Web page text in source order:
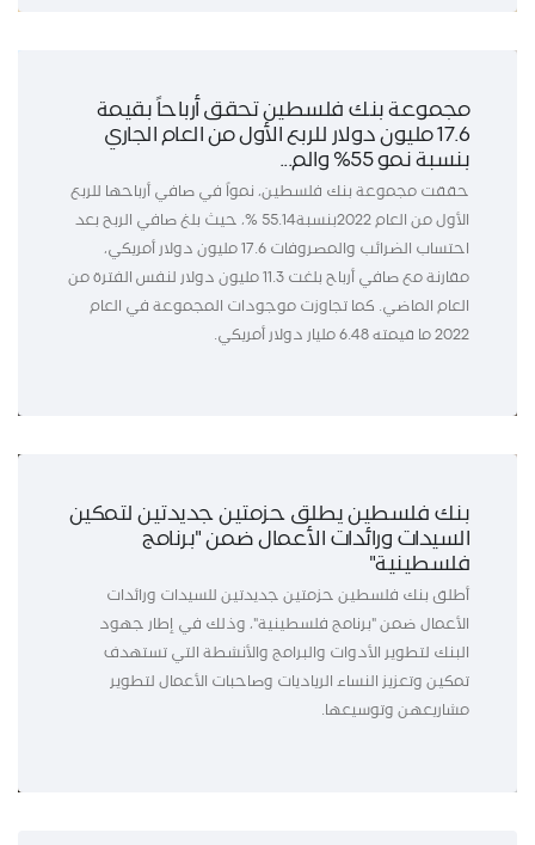
مجموعة بنك فلسطين تحقق أرباحاً بقيمة
17.6 مليون دولار للربع الأول من العام الجاري
بنسبة نمو 55% والم...
حققت مجموعة بنك فلسطين، نمواً في صافي أرباحها للربع
الأول من العام 2022بنسبة55.14 %، حيث بلغ صافي الربح بعد
احتساب الضرائب والمصروفات 17.6 مليون دولار أمريكي،
مقارنة مع صافي أرباح بلغت 11.3 مليون دولار لنفس الفترة من
العام الماضي. كما تجاوزت موجودات المجموعة في العام
2022 ما قيمته 6.48 مليار دولار أمريكي.
بنك فلسطين يطلق حزمتين جديدتين لتمكين
السيدات ورائدات الأعمال ضمن "برنامج
فلسطينية"
أطلق بنك فلسطين حزمتين جديدتين للسيدات ورائدات
الأعمال ضمن "برنامج فلسطينية"، وذلك في إطار جهود
البنك لتطوير الأدوات والبرامج والأنشطة التي تستهدف
تمكين وتعزيز النساء الرياديات وصاحبات الأعمال لتطوير
مشاريعهن وتوسيعها.